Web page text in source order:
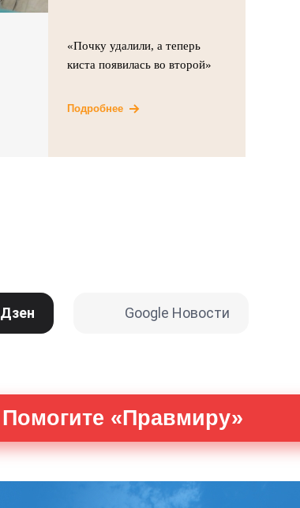
«Почку удалили, а теперь
киста появилась во второй»
Подробнее
Дзен Google Новости
Помогите «Правмиру»